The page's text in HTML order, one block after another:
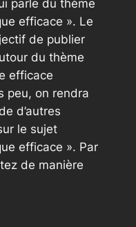
parle du thème
efficace ». Le
de publier
du thème
efficace
peu, on rendra
d’autres
le sujet
efficace ». Par
de manière